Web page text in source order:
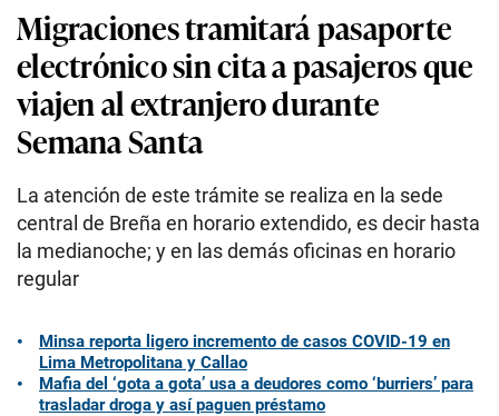
Migraciones tramitará pasaporte
electrónico sin cita a pasajeros que
viajen al extranjero durante
Semana Santa
La atención de este trámite se realiza en la sede
central de Breña en horario extendido, es decir hasta
la medianoche; y en las demás oficinas en horario
regular
Minsa reporta ligero incremento de casos COVID-19 en
Lima Metropolitana y Callao
Mafia del ‘gota a gota’ usa a deudores como ‘burriers’ para
trasladar droga y así paguen préstamo